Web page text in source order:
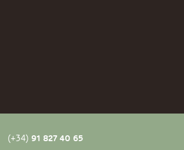
(+34) 91 827 40 65